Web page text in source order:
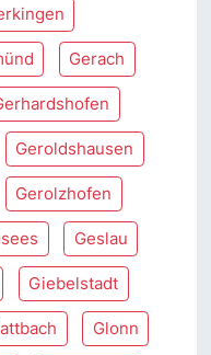
Gerach
Geroldshausen
Gerolzhofen
Geslau
Giebelstadt
Glonn